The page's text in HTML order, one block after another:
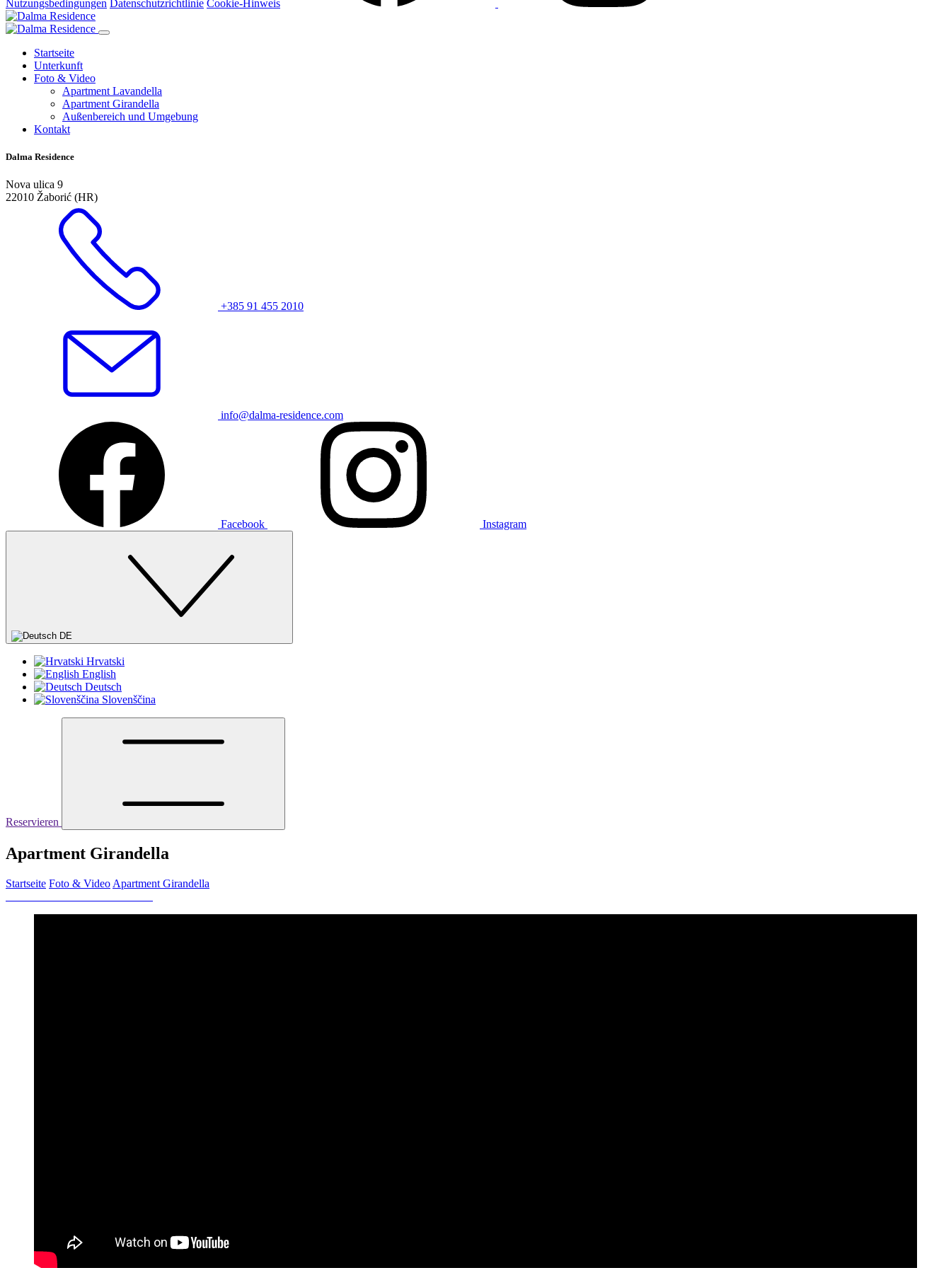
Nutzungsbedingungen Datenschutzrichtlinie Cookie-Hinweis
Startseite
Unterkunft
Foto & Video
Apartment Lavandella
Apartment Girandella
Außenbereich und Umgebung
Kontakt
Dalma Residence
Nova ulica 9
22010 Žaborić (HR)
+385 91 455 2010
info@dalma-residence.com
Facebook Instagram
DE
Hrvatski
English
Deutsch
Slovenščina
Reservieren
Apartment Girandella
Startseite Foto & Video Apartment Girandella